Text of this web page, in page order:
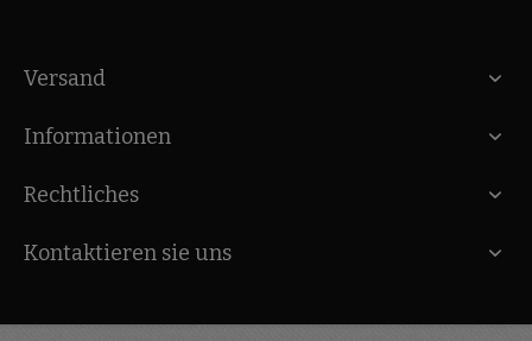
Versand
Informationen
Rechtliches
Kontaktieren sie uns